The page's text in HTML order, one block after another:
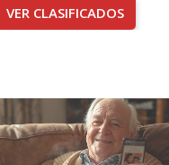
VER CLASIFICADOS